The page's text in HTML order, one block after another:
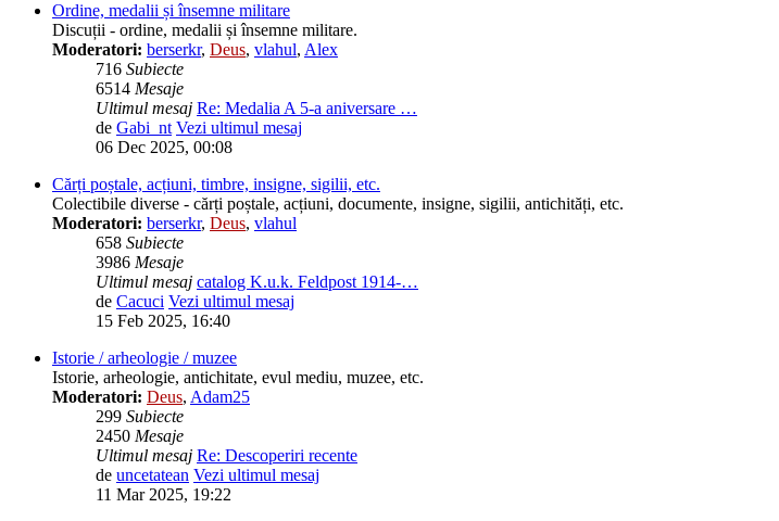
Ordine, medalii și însemne militare
Discuții - ordine, medalii și însemne militare.
Moderatori: berserkr, Deus, vlahul, Alex
716 Subiecte
6514 Mesaje
Ultimul mesaj Re: Medalia A 5-a aniversare …
de Gabi_nt Vezi ultimul mesaj
06 Dec 2025, 00:08
Cărți poștale, acțiuni, timbre, insigne, sigilii, etc.
Colectibile diverse - cărți poștale, acțiuni, documente, insigne, sigilii, antichități, etc.
Moderatori: berserkr, Deus, vlahul
658 Subiecte
3986 Mesaje
Ultimul mesaj catalog K.u.k. Feldpost 1914-…
de Cacuci Vezi ultimul mesaj
15 Feb 2025, 16:40
Istorie / arheologie / muzee
Istorie, arheologie, antichitate, evul mediu, muzee, etc.
Moderatori: Deus, Adam25
299 Subiecte
2450 Mesaje
Ultimul mesaj Re: Descoperiri recente
de uncetatean Vezi ultimul mesaj
11 Mar 2025, 19:22